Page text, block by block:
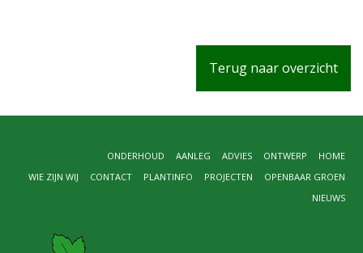
Terug naar overzicht
HOME
ONTWERP
ADVIES
AANLEG
ONDERHOUD
OPENBAAR GROEN
PROJECTEN
PLANTINFO
CONTACT
WIE ZIJN WIJ
NIEUWS